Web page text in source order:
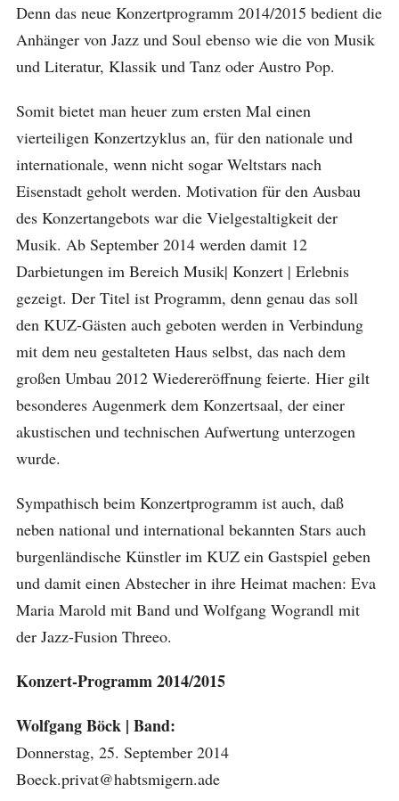
Denn das neue Konzertprogramm 2014/2015 bedient die
Anhänger von Jazz und Soul ebenso wie die von Musik
und Literatur, Klassik und Tanz oder Austro Pop.
Somit bietet man heuer zum ersten Mal einen
vierteiligen Konzertzyklus an, für den nationale und
internationale, wenn nicht sogar Weltstars nach
Eisenstadt geholt werden. Motivation für den Ausbau
des Konzertangebots war die Vielgestaltigkeit der
Musik. Ab September 2014 werden damit 12
Darbietungen im Bereich Musik| Konzert | Erlebnis
gezeigt. Der Titel ist Programm, denn genau das soll
den KUZ-Gästen auch geboten werden in Verbindung
mit dem neu gestalteten Haus selbst, das nach dem
großen Umbau 2012 Wiedereröffnung feierte. Hier gilt
besonderes Augenmerk dem Konzertsaal, der einer
akustischen und technischen Aufwertung unterzogen
wurde.
Sympathisch beim Konzertprogramm ist auch, daß
neben national und international bekannten Stars auch
burgenländische Künstler im KUZ ein Gastspiel geben
und damit einen Abstecher in ihre Heimat machen: Eva
Maria Marold mit Band und Wolfgang Wograndl mit
der Jazz-Fusion Threeo.
Konzert-Programm 2014/2015
Wolfgang Böck | Band:
Donnerstag, 25. September 2014
Boeck.privat@habtsmigern.ade